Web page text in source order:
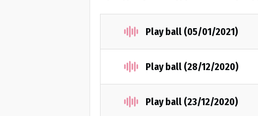
Play ball (05/01/2021)
Play ball (28/12/2020)
Play ball (23/12/2020)